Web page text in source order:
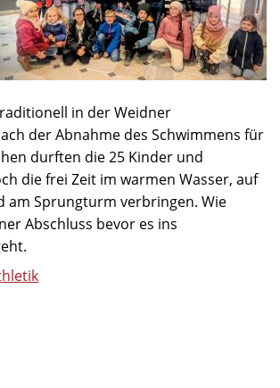
in der Weidner
der Abnahme des Schwimmens für
durften die 25 Kinder und
die frei Zeit im warmen Wasser, auf
am Sprungturm verbringen. Wie
Abschluss bevor es ins